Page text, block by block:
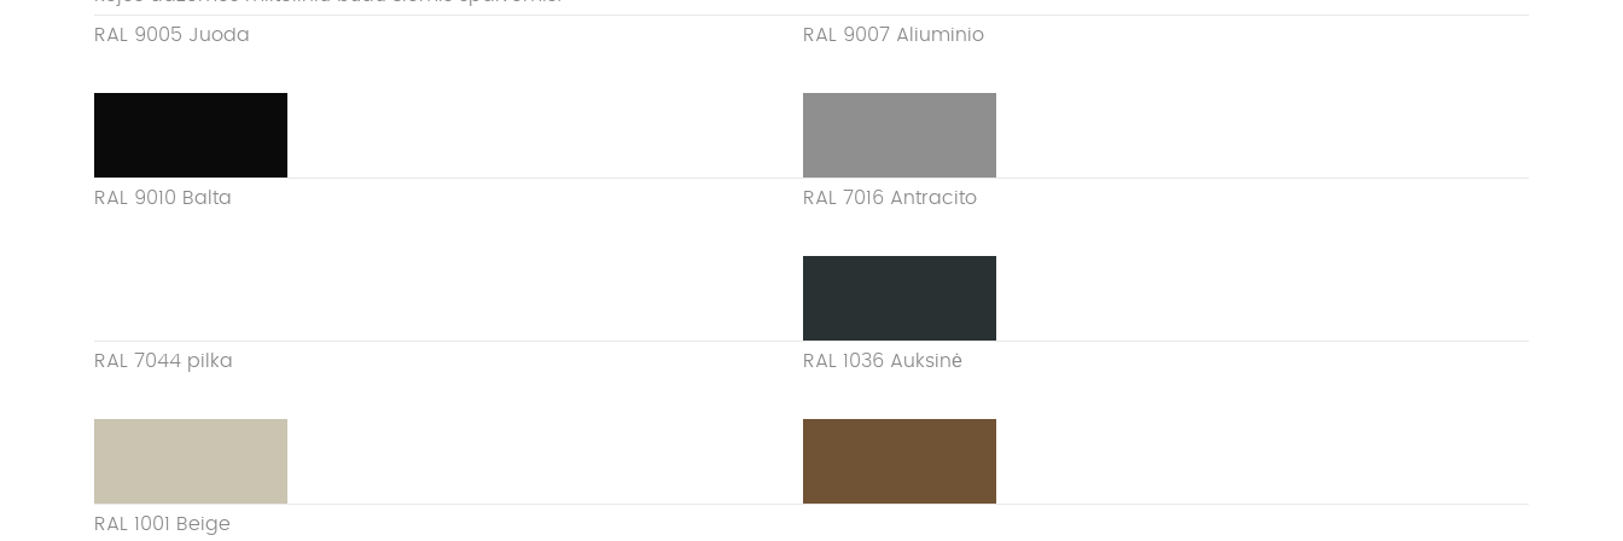
RAL 9005 Juoda RAL 9007 Aliuminio
RAL 9010 Balta RAL 7016 Antracito
RAL 7044 pilka RAL 1036 Auksinė
RAL 1001 Beige